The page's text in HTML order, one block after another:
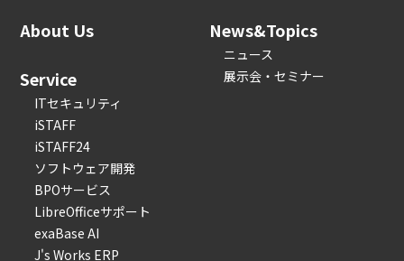
About Us
Service
ITセキュリティ
iSTAFF
iSTAFF24
ソフトウェア開発
BPOサービス
LibreOfficeサポート
exaBase AI
J's Works ERP
News&Topics
ニュース
展示会・セミナー